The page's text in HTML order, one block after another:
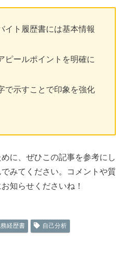
イト履歴書には基本情報
ピールポイントを明確に
で示すことで印象を強化
に、ぜひこの記事を参考にし
みてください。コメントや質
知らせくださいね！
経歴書 自己分析